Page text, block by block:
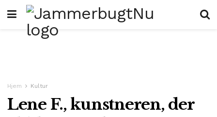
Hjem Kultur
Lene F., kunstneren, der